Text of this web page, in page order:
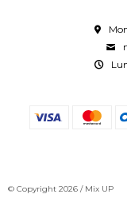
© Copyright 2026 / Mix UP